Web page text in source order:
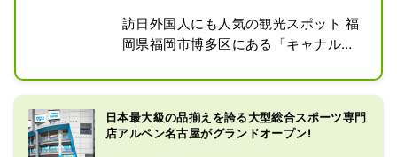
人気のジャパンブランドをはじめ,ナイ
キ、アディダス、ニューバランス、ザ
ネ、ホンマ、マジェステイなど,充実の
品揃え。
訪日外国人にも人気の観光スポット 福
岡県福岡市博多区にある「キャナルシ
スポーツ大型専門店の「 Alpen
しました。
日本最大級の品揃えを誇る大型総合スポーツ専門
店アルペン名古屋がグランドオープン!